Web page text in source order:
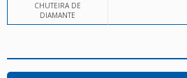
CHUTEIRA DE
DIAMANTE